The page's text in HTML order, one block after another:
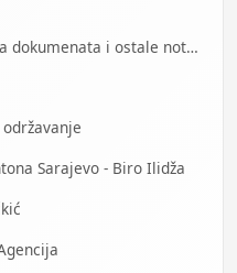
Notar Sarajevo - notarska ovjera dokumenata i ostale notarske usluge
održavanje
Sarajevo - Biro Ilidža